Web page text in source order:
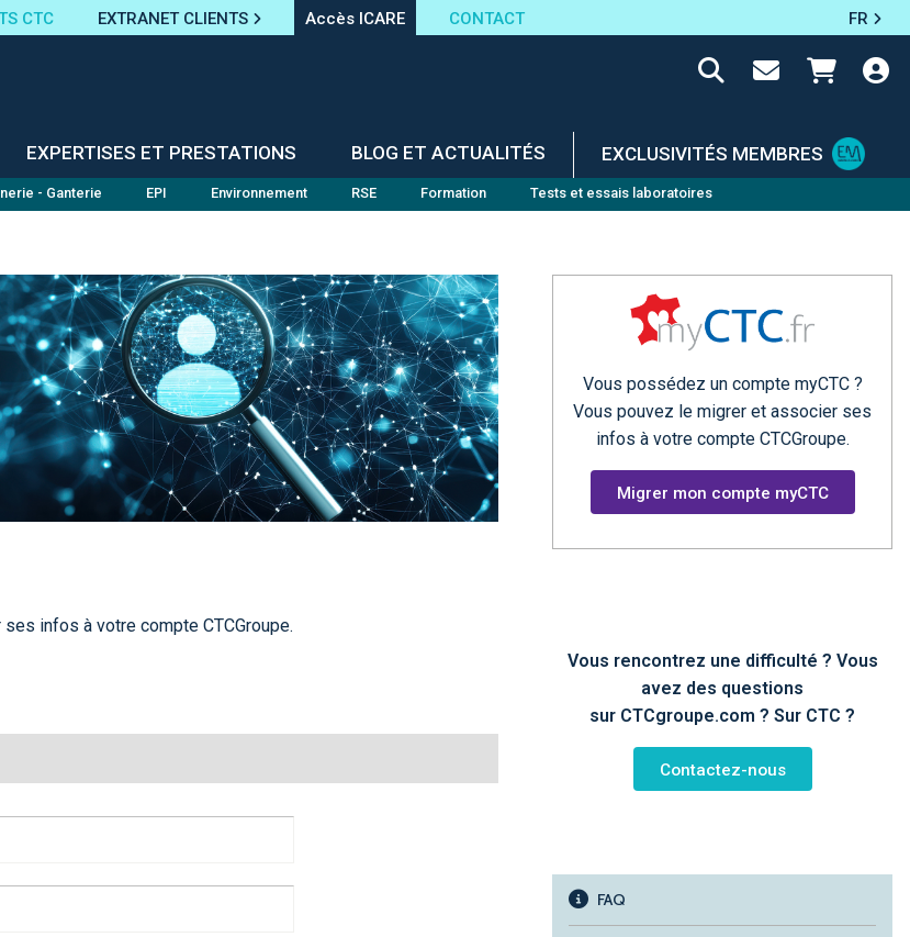
CTC EXTRANET CLIENTS Accès ICARE CONTACT FR
EXPERTISES ET PRESTATIONS BLOG ET ACTUALITÉS EXCLUSIVITÉS MEMBRES
- Ganterie EPI Environnement RSE Formation Tests et essais laboratoires
infos à votre compte CTCGroupe.
Vous possédez un compte myCTC ?
Vous pouvez le migrer et associer ses
infos à votre compte CTCGroupe.
Migrer mon compte myCTC
Vous rencontrez une difficulté ? Vous
avez des questions
sur CTCgroupe.com ? Sur CTC ?
Contactez-nous
FAQ